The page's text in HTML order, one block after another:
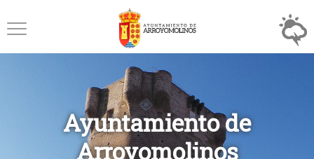
Ayuntamiento de
Arroyomolinos